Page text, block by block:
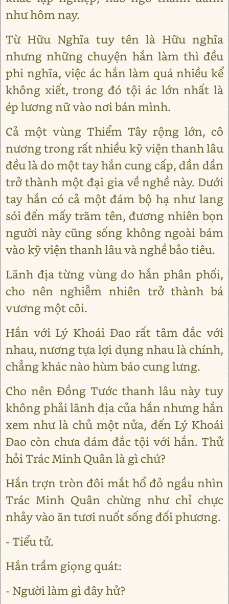
như hôm nay.
Từ Hữu Nghĩa tuy tên là Hữu nghĩa
nhưng những chuyện hắn làm thì đều
phi nghĩa, việc ác hắn làm quá nhiều kể
không xiết, trong đó tội ác lớn nhất là
ép lương nữ vào nơi bán mình.
Cả một vùng Thiểm Tây rộng lớn, cô
nương trong rất nhiều kỹ viện thanh lâu
đều là do một tay hắn cung cấp, dần dần
trở thành một đại gia về nghề này. Dưới
tay hắn có cả một đám bộ hạ như lang
sói đến mấy trăm tên, đương nhiên bọn
người này cũng sống không ngoài bám
vào kỹ viện thanh lâu và nghề bảo tiêu.
Lãnh địa từng vùng do hắn phân phối,
cho nên nghiễm nhiên trở thành bá
vương một cõi.
Hắn với Lý Khoái Đao rất tâm đắc với
nhau, nương tựa lợi dụng nhau là chính,
chẳng khác nào hùm báo cung lưng.
Cho nên Đồng Tước thanh lâu này tuy
không phải lãnh địa của hắn nhưng hắn
xem như là chủ một nửa, đến Lý Khoái
Đao còn chưa dám đắc tội với hắn. Thử
hỏi Trác Minh Quân là gì chứ?
Hắn trợn tròn đôi mắt hổ đỏ ngầu nhìn
Trác Minh Quân chừng như chỉ chực
nhảy vào ăn tươi nuốt sống đối phương.
- Tiểu tử.
Hắn trầm giọng quát:
- Người làm gì đây hử?